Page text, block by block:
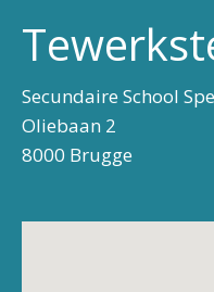
Secundaire School
Oliebaan 2
8000 Brugge